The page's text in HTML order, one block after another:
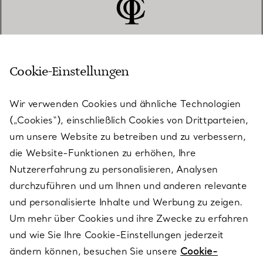
KUNDENSERVICE
SERVICES
ÜBER TIFFANY & CO.
RECHTLICHE HINWEISE
Cookie-Einstellungen
Wir verwenden Cookies und ähnliche Technologien
(„Cookies“), einschließlich Cookies von Drittparteien,
um unsere Website zu betreiben und zu verbessern,
die Website-Funktionen zu erhöhen, Ihre
Nutzererfahrung zu personalisieren, Analysen
durchzuführen und um Ihnen und anderen relevante
und personalisierte Inhalte und Werbung zu zeigen.
Um mehr über Cookies und ihre Zwecke zu erfahren
und wie Sie Ihre Cookie-Einstellungen jederzeit
ändern können, besuchen Sie unsere Cookie-